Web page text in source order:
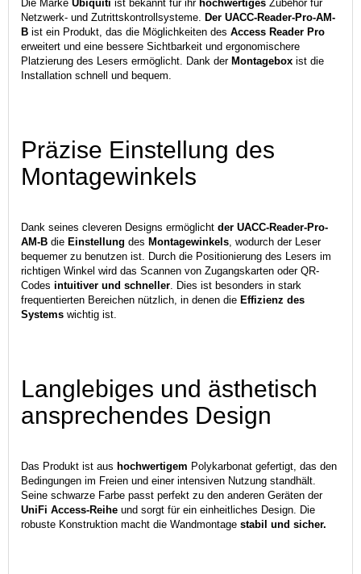
Die Marke Ubiquiti ist bekannt für ihr hochwertiges Zubehör für
Netzwerk- und Zutrittskontrollsysteme. Der UACC-Reader-Pro-AM-
B ist ein Produkt, das die Möglichkeiten des Access Reader Pro
erweitert und eine bessere Sichtbarkeit und ergonomischere
Platzierung des Lesers ermöglicht. Dank der Montagebox ist die
Installation schnell und bequem.
Präzise Einstellung des
Montagewinkels
Dank seines cleveren Designs ermöglicht der UACC-Reader-Pro-
AM-B die Einstellung des Montagewinkels , wodurch der Leser
bequemer zu benutzen ist. Durch die Positionierung des Lesers im
richtigen Winkel wird das Scannen von Zugangskarten oder QR-
Codes intuitiver und schneller . Dies ist besonders in stark
frequentierten Bereichen nützlich, in denen die Effizienz des
Systems wichtig ist.
Langlebiges und ästhetisch
ansprechendes Design
Das Produkt ist aus hochwertigem Polykarbonat gefertigt, das den
Bedingungen im Freien und einer intensiven Nutzung standhält.
Seine schwarze Farbe passt perfekt zu den anderen Geräten der
UniFi Access-Reihe und sorgt für ein einheitliches Design. Die
robuste Konstruktion macht die Wandmontage stabil und sicher.